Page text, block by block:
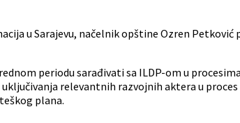
u Sarajevu, načelnik opštine Ozren
periodu sarađivati sa ILDP-om u
relevantnih razvojnih aktera u
plana.